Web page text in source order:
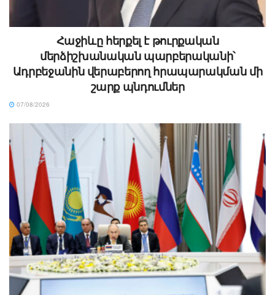
Հաջիևը հերքել է թուրքական
մերձիշխանական պարբերականի՝
Ադրբեջանին վերաբերող հրապարակման մի
շարք պնդումներ
07/08/2026